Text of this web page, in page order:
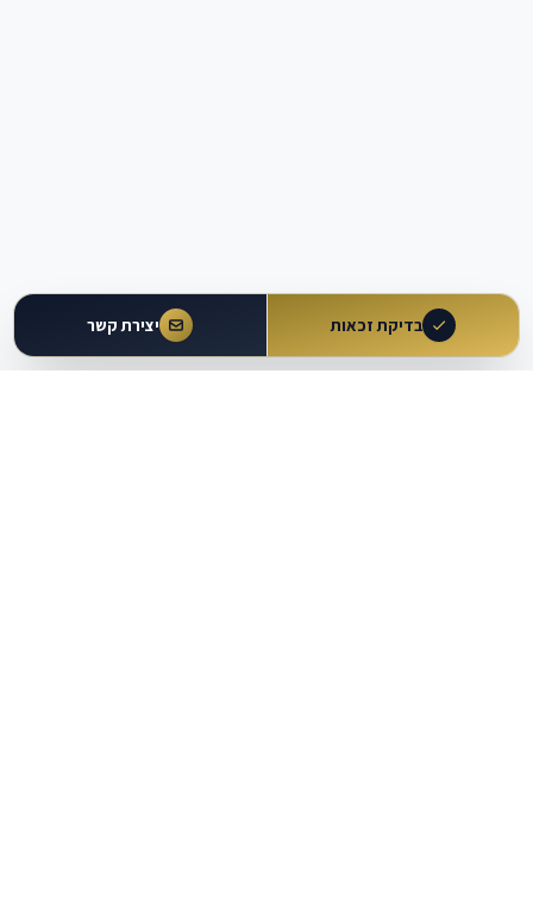
יצירת קשר בדיקת זכאות